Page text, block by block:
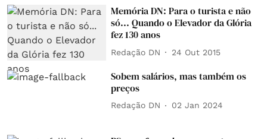
Memória DN: Para o turista e não
só... Quando o Elevador da Glória
fez 130 anos
Redação DN 24 Out 2015
Sobem salários, mas também os
preços
Redação DN 02 Jan 2024